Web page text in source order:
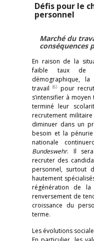
Défis pour le
personnel
Marché du
conséquences
En raison de la
faible taux de
démographique,
travail(6) pour
s’intensifier à
terminé leur
recrutement
diminuer dans un
besoin et la
nationale
Bundeswehr. Il
recruter des
personnel, surtout
hautement
régénération de la
renversement de
croissance du
terme.
Les évolutions